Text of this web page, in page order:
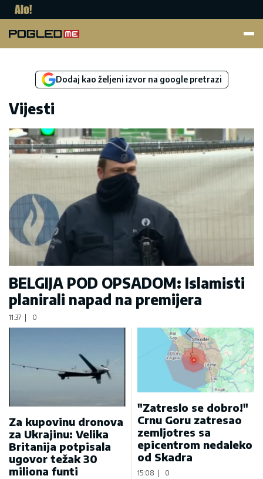
Dodaj kao željeni izvor na google pretrazi
Vijesti
BELGIJA POD OPSADOM: Islamisti
planirali napad na premijera
11:37 0
Za kupovinu dronova
za Ukrajinu: Velika
Britanija potpisala
ugovor težak 30
miliona funti
"Zatreslo se dobro!"
Crnu Goru zatresao
zemljotres sa
epicentrom nedaleko
od Skadra
15:08 | 0